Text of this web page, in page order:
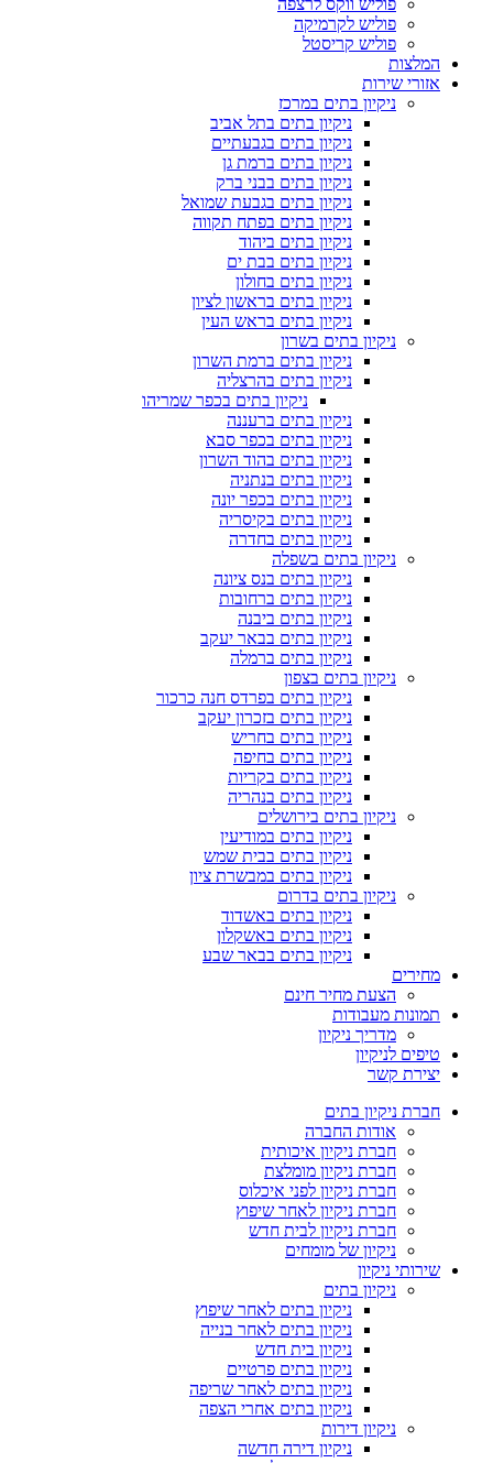
פוליש ווקס לרצפה
פוליש לקרמיקה
פוליש קריסטל
המלצות
אזורי שירות
ניקיון בתים במרכז
ניקיון בתים בתל אביב
ניקיון בתים בגבעתיים
ניקיון בתים ברמת גן
ניקיון בתים בבני ברק
ניקיון בתים בגבעת שמואל
ניקיון בתים בפתח תקווה
ניקיון בתים ביהוד
ניקיון בתים בבת ים
ניקיון בתים בחולון
ניקיון בתים בראשון לציון
ניקיון בתים בראש העין
ניקיון בתים בשרון
ניקיון בתים ברמת השרון
ניקיון בתים בהרצליה
ניקיון בתים בכפר שמריהו
ניקיון בתים ברעננה
ניקיון בתים בכפר סבא
ניקיון בתים בהוד השרון
ניקיון בתים בנתניה
ניקיון בתים בכפר יונה
ניקיון בתים בקיסריה
ניקיון בתים בחדרה
ניקיון בתים בשפלה
ניקיון בתים בנס ציונה
ניקיון בתים ברחובות
ניקיון בתים ביבנה
ניקיון בתים בבאר יעקב
ניקיון בתים ברמלה
ניקיון בתים בצפון
ניקיון בתים בפרדס חנה כרכור
ניקיון בתים בזכרון יעקב
ניקיון בתים בחריש
ניקיון בתים בחיפה
ניקיון בתים בקריות
ניקיון בתים בנהריה
ניקיון בתים בירושלים
ניקיון בתים במודיעין
ניקיון בתים בבית שמש
ניקיון בתים במבשרת ציון
ניקיון בתים בדרום
ניקיון בתים באשדוד
ניקיון בתים באשקלון
ניקיון בתים בבאר שבע
מחירים
הצעת מחיר חינם
תמונות מעבודות
מדריך ניקיון
טיפים לניקיון
יצירת קשר
חברת ניקיון בתים
אודות החברה
חברת ניקיון איכותית
חברת ניקיון מומלצת
חברת ניקיון לפני איכלוס
חברת ניקיון לאחר שיפוץ
חברת ניקיון לבית חדש
ניקיון של מומחים
שירותי ניקיון
ניקיון בתים
ניקיון בתים לאחר שיפוץ
ניקיון בתים לאחר בנייה
ניקיון בית חדש
ניקיון בתים פרטיים
ניקיון בתים לאחר שריפה
ניקיון בתים אחרי הצפה
ניקיון דירות
ניקיון דירה חדשה